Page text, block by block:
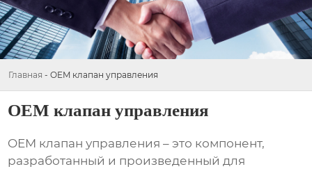
Главная - OEM клапан управления
OEM клапан управления
OEM клапан управления – это компонент,
разработанный и произведенный для